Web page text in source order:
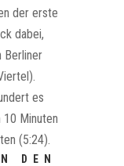
der erste
dabei,
Berliner
es
10 Minuten
(5:24).
DEN